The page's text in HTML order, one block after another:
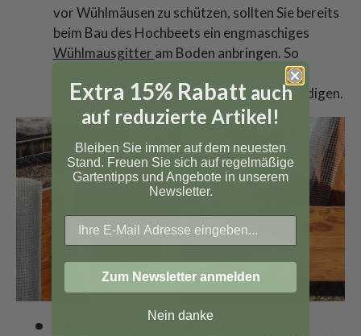
vor Wühlmäusen zu schützen, sollten Sie bereits
beim Bau des Hochbeets ein engmaschiges
Wühlmausgitter am Boden anbringen. So
verhindern Sie, dass sich die Nagetiere von
unten ins Beet graben und Wurzeln beschädigen.
Regelmäßiges Gießen nicht vergessen:
Extra 15% Rabatt auch
auf reduzierte Artikel!
Bleiben Sie immer auf dem neuesten
Stand. Freuen Sie sich auf regelmäßige
Gartentipps und Angebote in unserem
Newsletter.
Zum Newsletter anmelden
Nein danke